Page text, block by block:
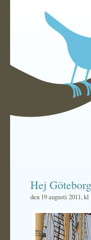
Hej
den 19 augusti 2011, kl